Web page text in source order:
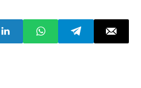
llevados a España